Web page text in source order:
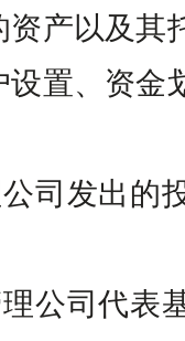
产以及其
置、资金
公司发出的
理公司代表